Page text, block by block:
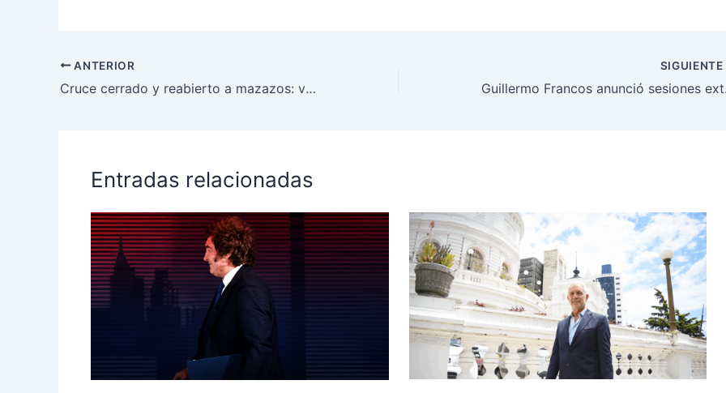
ANTERIOR
Cruce cerrado y reabierto a mazazos: vecinos en pie de guerra por los cambios en la avenida 44
SIGUIENTE
Entradas relacionadas